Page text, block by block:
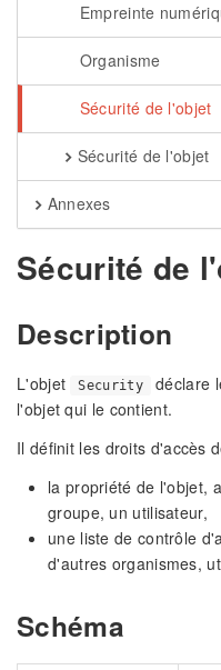
Empreinte
Organisme
Sécurité de l'objet
Sécurité de l'objet
Annexes
Sécurité de
Description
L'objet Security
déclare
l'objet qui le contient.
Il définit les droits d'accès
la propriété de l'objet,
groupe, un utilisateur,
une liste de contrôle
d'autres organismes,
Schéma